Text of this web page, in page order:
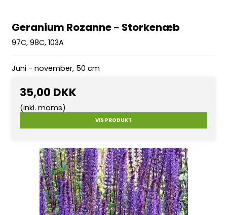
Geranium Rozanne - Storkenæb
97C, 98C, 103A
Juni - november, 50 cm
35,00 DKK
(inkl. moms)
VIS PRODUKT